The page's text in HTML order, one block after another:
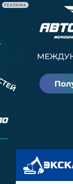
РЕКЛАМА